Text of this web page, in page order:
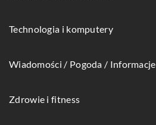
Technologia i komputery
Wiadomości / Pogoda / Informacje
Zdrowie i fitness